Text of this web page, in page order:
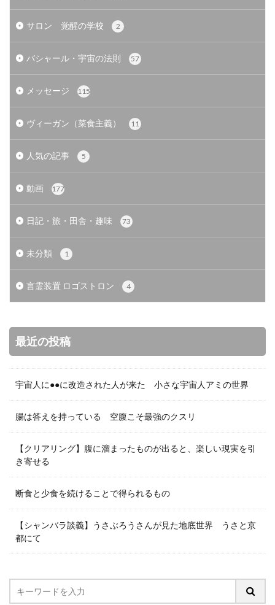
サロン 覚醒の学校 2
バシャール・宇宙の法則 57
メッセージ 115
ヴィーガン（菜食主義） 11
人気の記事 5
動画 177
日記・旅・田舎・趣味 73
未分類 1
言霊装置 ロゴストロン 4
最近の投稿
宇宙人に●●に改造された人が来た 小さな宇宙人アミの世界
腸は答えを持っている 空腹こそ最強のクスリ
【クリアリング】腹に溜まったものが出ると、楽しい現実を引
き寄せる
断食と少食を続けることで得られるもの
【シャンバラ談義】うさぶろうさんが見た地底世界 うさと京
都にて